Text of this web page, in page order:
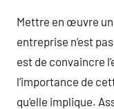
Mettre en œuvre
entreprise n’est
est de convaincre
l’importance de
qu’elle implique.